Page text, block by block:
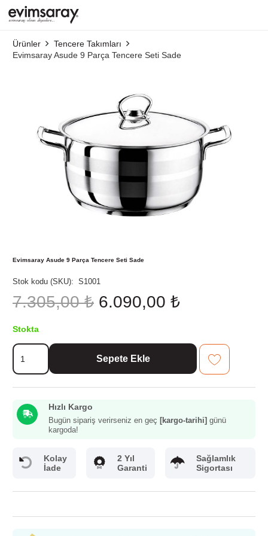
Ürünler
Tencere Takımları
Evimsaray Asude 9 Parça Tencere Seti Sade
Evimsaray Asude 9 Parça Tencere Seti Sade
Stok kodu (SKU): S1001
7.305,00₺ Orijinal
fiyat:
6.090,00 ₺Şu
Stokta
Evimsaray
Asude
9
Seti
Sade
Sepete Ekle
Hızlı Kargo
Bugün sipariş verirseniz en geç [kargo-tarihi] günü
kargoda!
Kolay
İade
2 Yıl
Garanti
Sağlamlık
Sigortası